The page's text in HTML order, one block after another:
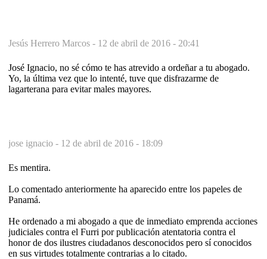
Jesús Herrero Marcos - 12 de abril de 2016 - 20:41
José Ignacio, no sé cómo te has atrevido a ordeñar a tu abogado.
Yo, la última vez que lo intenté, tuve que disfrazarme de
lagarterana para evitar males mayores.
jose ignacio - 12 de abril de 2016 - 18:09
Es mentira.
Lo comentado anteriormente ha aparecido entre los papeles de
Panamá.
He ordenado a mi abogado a que de inmediato emprenda acciones
judiciales contra el Furri por publicación atentatoria contra el
honor de dos ilustres ciudadanos desconocidos pero sí conocidos
en sus virtudes totalmente contrarias a lo citado.